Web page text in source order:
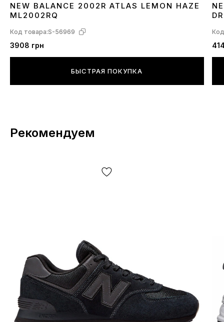
3637 383940
NEW BALANCE 2002R ATLAS LEMON HAZE
ML2002RQ
Код товара:S-56969
3908 грн
БЫСТРАЯ ПОКУПКА
Рекомендуем